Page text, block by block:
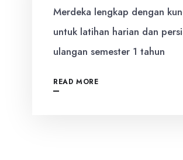
Merdeka lengkap dengan
untuk latihan harian dan
ulangan semester 1 tahun
READ MORE